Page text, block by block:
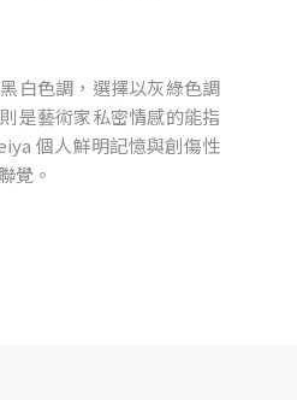
白色調，選擇以灰綠色調
是藝術家私密情感的能指
個人鮮明記憶與創傷性
覺。